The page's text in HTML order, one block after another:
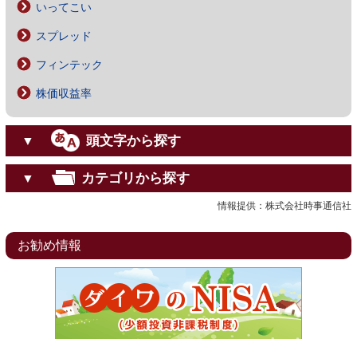
いってこい
スプレッド
フィンテック
株価収益率
▼ 頭文字から探す
▼ カテゴリから探す
情報提供：株式会社時事通信社
お勧め情報